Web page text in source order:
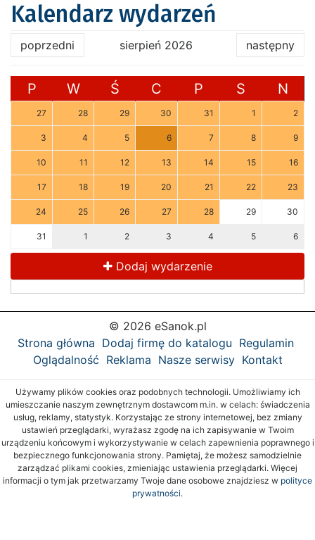
Kalendarz wydarzeń
poprzedni sierpień 2026 następny
P W Ś C P S N
27 28 29 30 31 1 2
3 4 5 6 7 8 9
10 11 12 13 14 15 16
17 18 19 20 21 22 23
24 25 26 27 28 29 30
31 1 2 3 4 5 6
Dodaj wydarzenie
© 2026 eSanok.pl
Strona główna Dodaj firmę do katalogu Regulamin
Oglądalność Reklama Nasze serwisy Kontakt
Używamy plików cookies oraz podobnych technologii. Umożliwiamy ich
umieszczanie naszym zewnętrznym dostawcom m.in. w celach: świadczenia
usług, reklamy, statystyk. Korzystając ze strony internetowej, bez zmiany
ustawień przeglądarki, wyrażasz zgodę na ich zapisywanie w Twoim
urządzeniu końcowym i wykorzystywanie w celach zapewnienia poprawnego i
bezpiecznego funkcjonowania strony. Pamiętaj, że możesz samodzielnie
zarządzać plikami cookies, zmieniając ustawienia przeglądarki. Więcej
informacji o tym jak przetwarzamy Twoje dane osobowe znajdziesz w polityce
prywatności.